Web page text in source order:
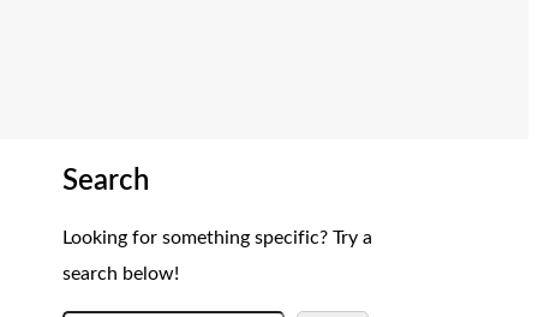
Search
Looking for something specific? Try a
search below!